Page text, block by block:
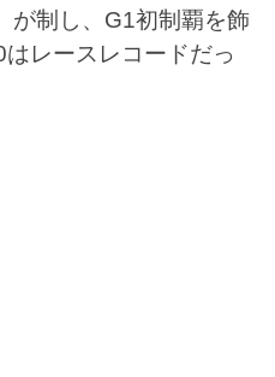
が制し、G1初制覇を飾
レースレコードだっ